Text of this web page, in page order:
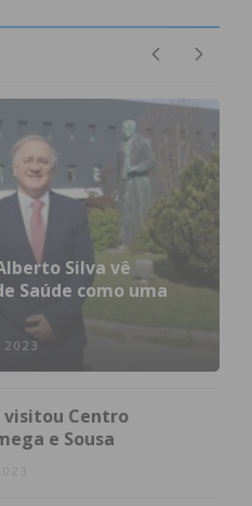
Silva vê
Saúde como uma
2023
visitou Centro
e Sousa